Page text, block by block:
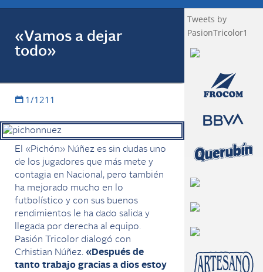
«Vamos a dejar
todo»
1/1211
El «Pichón» Núñez es sin dudas uno
de los jugadores que más mete y
contagia en Nacional, pero también
ha mejorado mucho en lo
futbolístico y con sus buenos
rendimientos le ha dado salida y
llegada por derecha al equipo.
Pasión Tricolor dialogó con
Crhistian Núñez. «Después de
tanto trabajo gracias a dios estoy
Tweets by
PasionTricolor1